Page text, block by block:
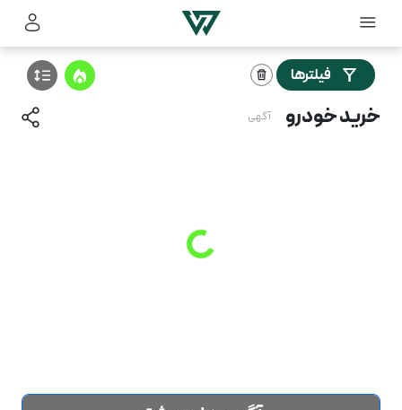
فیلترها
خرید خودرو آگهی
Loading
...